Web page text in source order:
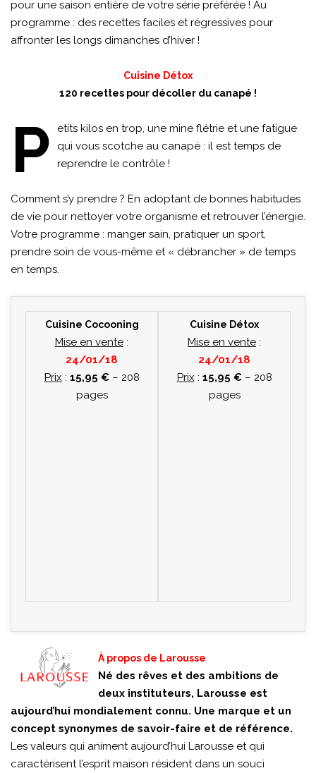
pour une saison entière de votre série préférée ! Au
programme : des recettes faciles et régressives pour
affronter les longs dimanches d’hiver !
Cuisine Détox
120 recettes pour décoller du canapé !
P
etits kilos en trop, une mine flétrie et une fatigue
qui vous scotche au canapé : il est temps de
reprendre le contrôle !
Comment s’y prendre ? En adoptant de bonnes habitudes
de vie pour nettoyer votre organisme et retrouver l’énergie.
Votre programme : manger sain, pratiquer un sport,
prendre soin de vous-même et « débrancher » de temps
en temps.
Cuisine Cocooning
Mise en vente :
24/01/18
Prix : 15,95 €– 208
pages
Cuisine Détox
Mise en vente :
24/01/18
Prix : 15,95 €– 208
pages
À propos de Larousse
Né des rêves et des ambitions de
deux instituteurs, Larousse est
aujourd’hui mondialement connu. Une marque et un
concept synonymes de savoir-faire et de référence.
Les valeurs qui animent aujourd’hui Larousse et qui
caractérisent l’esprit maison résident dans un souci